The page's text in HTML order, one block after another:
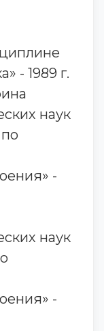
- 1989 г.
наук
-
наук
-